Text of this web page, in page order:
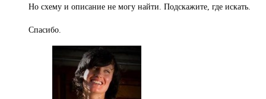
Но схему и описание не могу найти. Подскажите, где искать.
Спасибо.